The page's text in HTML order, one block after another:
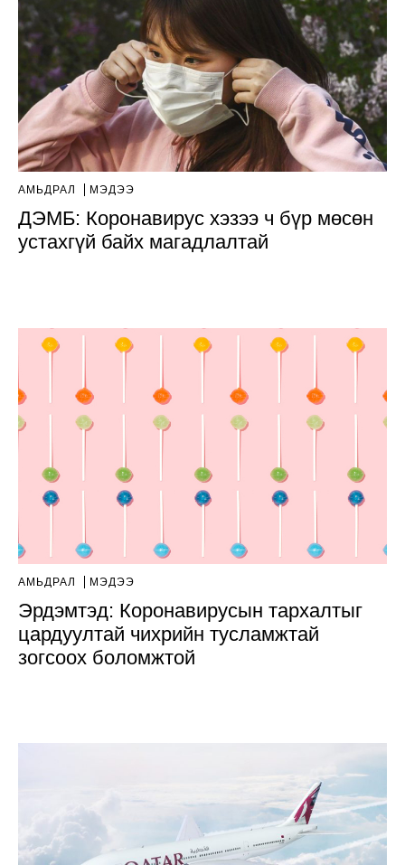
АМЬДРАЛ МЭДЭЭ
ДЭМБ: Коронавирус хэзээ ч бүр мөсөн
устахгүй байх магадлалтай
АМЬДРАЛ МЭДЭЭ
Эрдэмтэд: Коронавирусын тархалтыг
цардуултай чихрийн тусламжтай
зогсоох боломжтой